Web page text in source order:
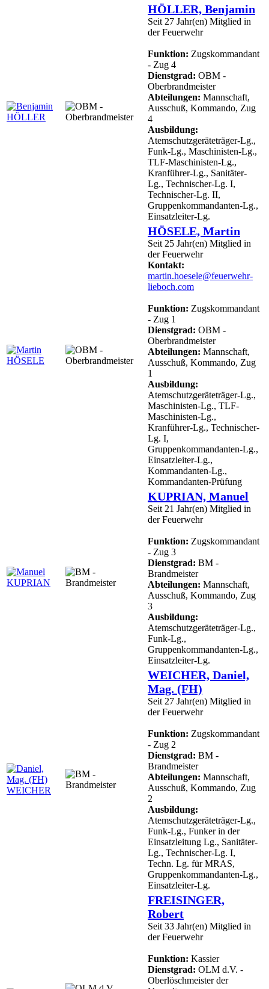
HÖLLER, Benjamin
Seit 27 Jahr(en) Mitglied in
der Feuerwehr
Funktion: Zugskommandant
- Zug 4
Dienstgrad: OBM -
Oberbrandmeister
Abteilungen: Mannschaft,
Ausschuß, Kommando, Zug
4
Ausbildung:
Atemschutzgeräteträger-Lg.,
Funk-Lg., Maschinisten-Lg.,
TLF-Maschinisten-Lg.,
Kranführer-Lg., Sanitäter-
Lg., Technischer-Lg. I,
Technischer-Lg. II,
Gruppenkommandanten-Lg.,
Einsatzleiter-Lg.
HÖSELE, Martin
Seit 25 Jahr(en) Mitglied in
der Feuerwehr
Kontakt:
martin.hoesele@feuerwehr-
lieboch.com
Funktion: Zugskommandant
- Zug 1
Dienstgrad: OBM -
Oberbrandmeister
Abteilungen: Mannschaft,
Ausschuß, Kommando, Zug
1
Ausbildung:
Atemschutzgeräteträger-Lg.,
Maschinisten-Lg., TLF-
Maschinisten-Lg.,
Kranführer-Lg., Technischer-
Lg. I,
Gruppenkommandanten-Lg.,
Einsatzleiter-Lg.,
Kommandanten-Lg.,
Kommandanten-Prüfung
KUPRIAN, Manuel
Seit 21 Jahr(en) Mitglied in
der Feuerwehr
Funktion: Zugskommandant
- Zug 3
Dienstgrad: BM -
Brandmeister
Abteilungen: Mannschaft,
Ausschuß, Kommando, Zug
3
Ausbildung:
Atemschutzgeräteträger-Lg.,
Funk-Lg.,
Gruppenkommandanten-Lg.,
Einsatzleiter-Lg.
WEICHER, Daniel,
Mag. (FH)
Seit 27 Jahr(en) Mitglied in
der Feuerwehr
Funktion: Zugskommandant
- Zug 2
Dienstgrad: BM -
Brandmeister
Abteilungen: Mannschaft,
Ausschuß, Kommando, Zug
2
Ausbildung:
Atemschutzgeräteträger-Lg.,
Funk-Lg., Funker in der
Einsatzleitung Lg., Sanitäter-
Lg., Technischer-Lg. I,
Techn. Lg. für MRAS,
Gruppenkommandanten-Lg.,
Einsatzleiter-Lg.
FREISINGER,
Robert
Seit 33 Jahr(en) Mitglied in
der Feuerwehr
Funktion: Kassier
Dienstgrad: OLM d.V. -
Oberlöschmeister der